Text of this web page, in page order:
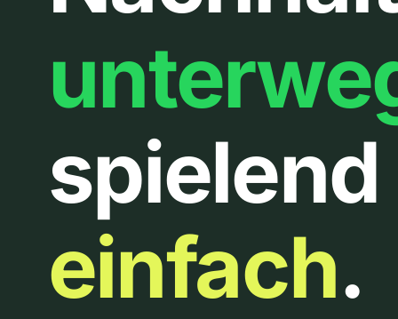
spielend
einfach.